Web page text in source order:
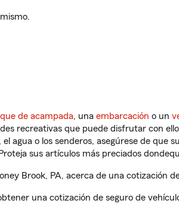
de acampada, una embarcación o un
recreativas que puede disfrutar con
agua o los senderos, asegúrese de que
sus artículos más preciados
Brook, PA, acerca de una cotización
una cotización de seguro de